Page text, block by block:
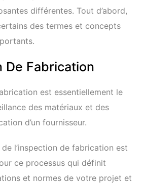
différentes. Tout d’abord,
des termes et concepts
De Fabrication
est essentiellement le
des matériaux et des
d’un fournisseur.
l’inspection de fabrication est
ce processus qui définit
et normes de votre projet et